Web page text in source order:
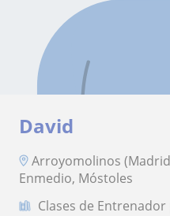
David
Arroyomolinos
Enmedio, Móstoles
Clases de